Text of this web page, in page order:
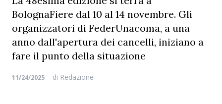
BolognaFiere dal 10 al 14 novembre. Gli
organizzatori di FederUnacoma, a una
anno dall'apertura dei cancelli, iniziano a
fare il punto della situazione
11/24/2025 di Redazione